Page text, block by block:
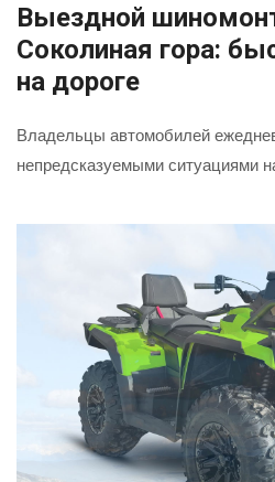
Выездной
Соколиная гора:
на дороге
Владельцы автомобилей
непредсказуемыми ситуациями